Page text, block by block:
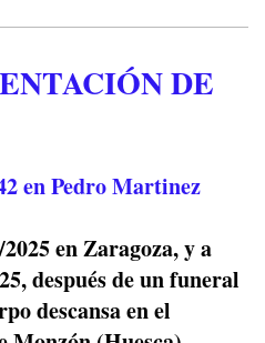
DE
en Pedro Martinez
en Zaragoza, y a
después de un funeral
descansa en el